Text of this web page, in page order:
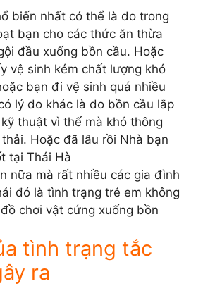
biến nhất có thể là do trong
bạn cho các thức ăn thừa
đầu xuống bồn cầu. Hoặc
vệ sinh kém chất lượng khó
bạn đi vệ sinh quá nhiều
lý do khác là do bồn cầu lắp
thuật vì thế mà khó thông
Hoặc đã lâu rồi Nhà bạn
tại Thái Hà
nữa mà rất nhiều các gia đình
đó là tình trạng trẻ em không
chơi vật cứng xuống bồn
tình trạng tắc
ra